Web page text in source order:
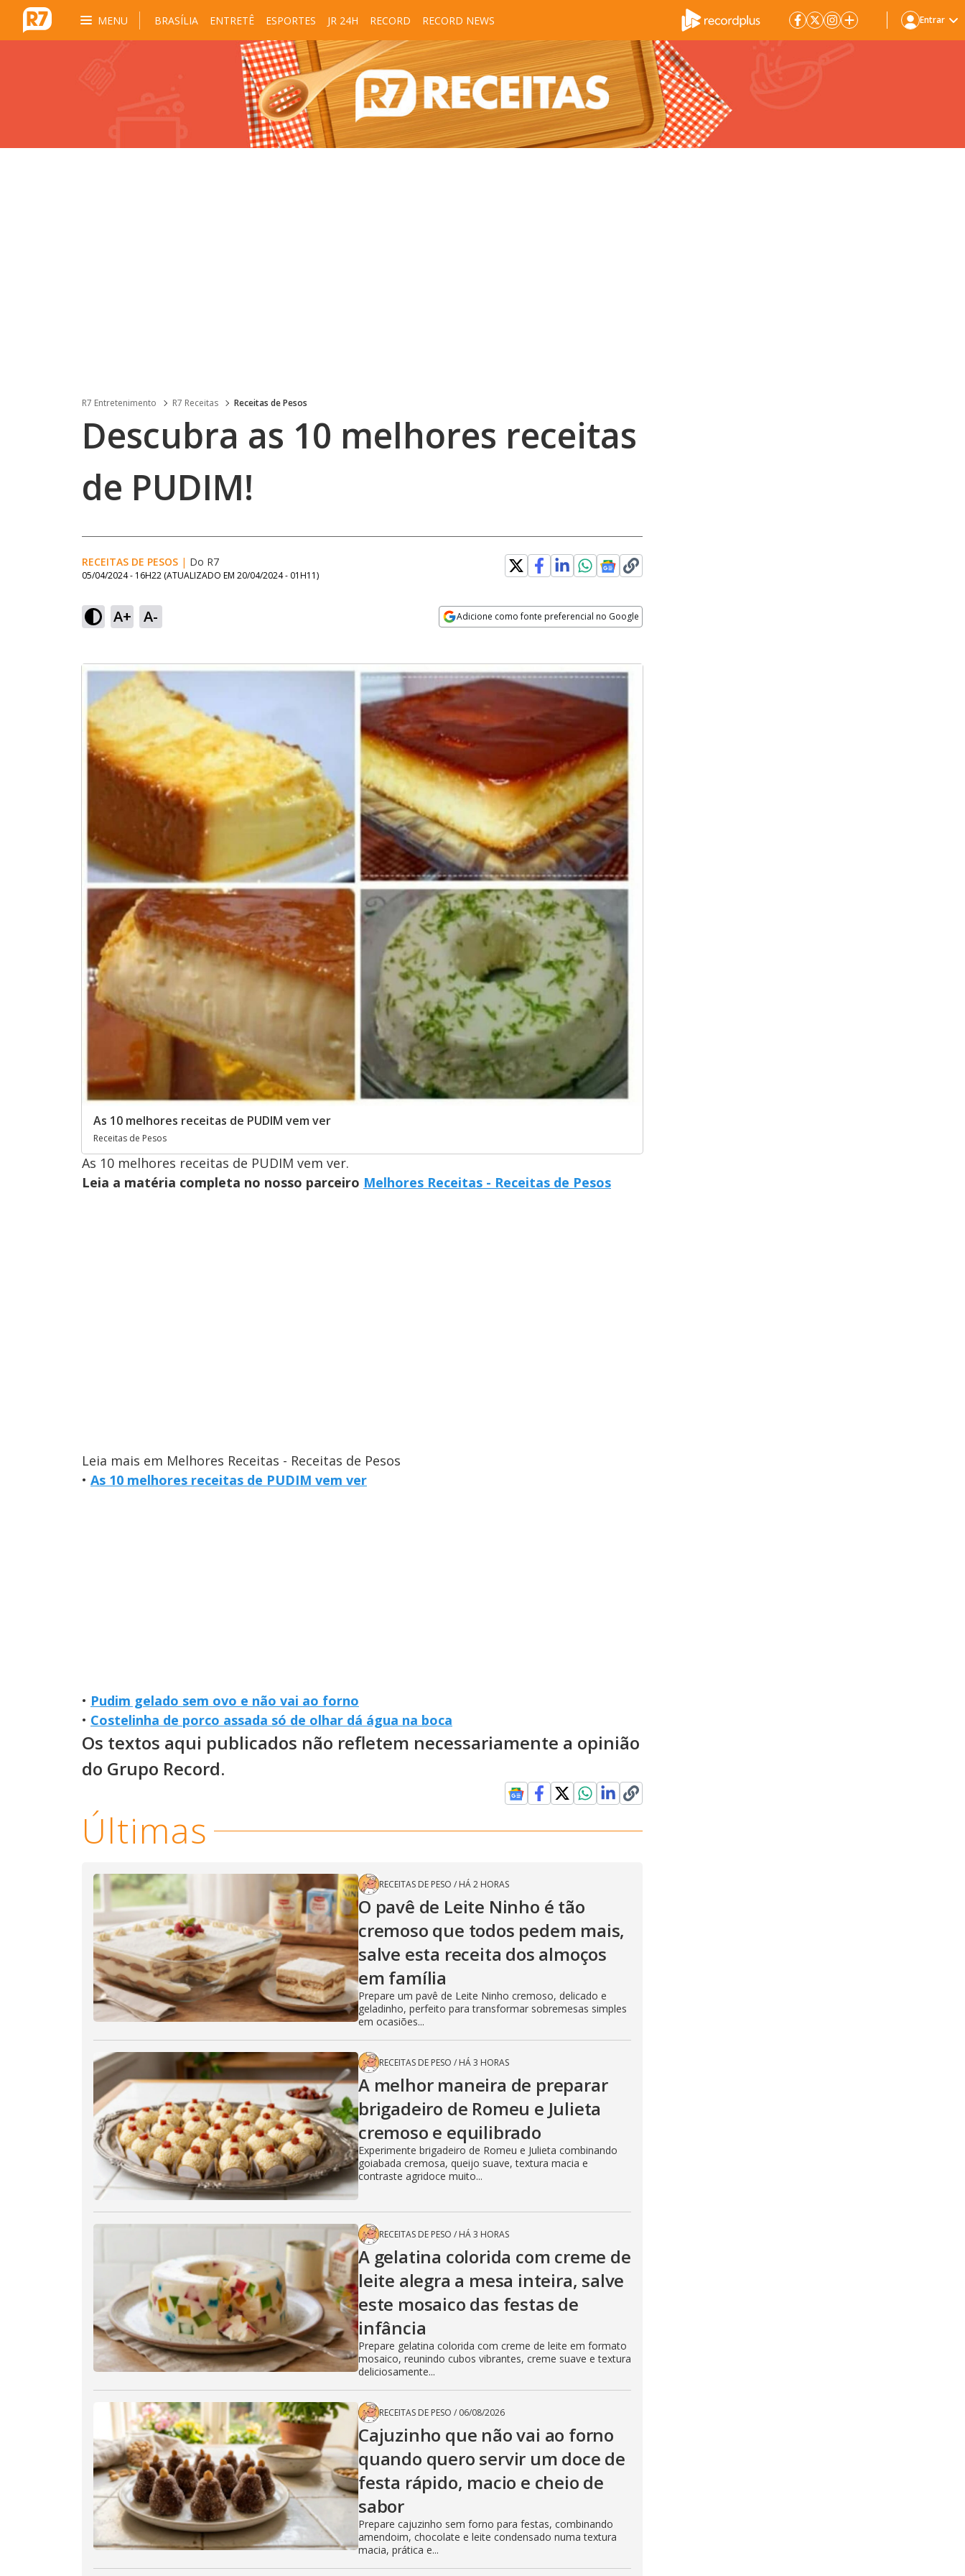
MENU BRASÍLIA ENTRETÊ ESPORTES JR 24H RECORD RECORD NEWS Entrar
R7 Entretenimento R7 Receitas Receitas de Pesos
Descubra as 10 melhores receitas
de PUDIM!
RECEITAS DE PESOS | Do R7
05/04/2024 - 16H22 (ATUALIZADO EM 20/04/2024 - 01H11)
A+ A- Adicione como fonte preferencial no Google
As 10 melhores receitas de PUDIM vem ver
Receitas de Pesos
As 10 melhores receitas de PUDIM vem ver.
Leia a matéria completa no nosso parceiro Melhores Receitas - Receitas de Pesos
Leia mais em Melhores Receitas - Receitas de Pesos
• As 10 melhores receitas de PUDIM vem ver
• Pudim gelado sem ovo e não vai ao forno
• Costelinha de porco assada só de olhar dá água na boca
Os textos aqui publicados não refletem necessariamente a opinião
do Grupo Record.
Últimas
RECEITAS DE PESO / HÁ 2 HORAS
O pavê de Leite Ninho é tão
cremoso que todos pedem mais,
salve esta receita dos almoços
em família
Prepare um pavê de Leite Ninho cremoso, delicado e
geladinho, perfeito para transformar sobremesas simples
em ocasiões...
RECEITAS DE PESO / HÁ 3 HORAS
A melhor maneira de preparar
brigadeiro de Romeu e Julieta
cremoso e equilibrado
Experimente brigadeiro de Romeu e Julieta combinando
goiabada cremosa, queijo suave, textura macia e
contraste agridoce muito...
RECEITAS DE PESO / HÁ 3 HORAS
A gelatina colorida com creme de
leite alegra a mesa inteira, salve
este mosaico das festas de
infância
Prepare gelatina colorida com creme de leite em formato
mosaico, reunindo cubos vibrantes, creme suave e textura
deliciosamente...
RECEITAS DE PESO / 06/08/2026
Cajuzinho que não vai ao forno
quando quero servir um doce de
festa rápido, macio e cheio de
sabor
Prepare cajuzinho sem forno para festas, combinando
amendoim, chocolate e leite condensado numa textura
macia, prática e...